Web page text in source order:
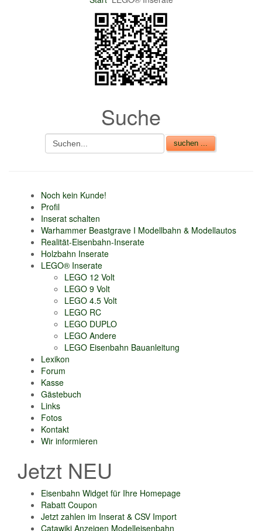
Suche
Noch kein Kunde!
Profil
Inserat schalten
Warhammer Beastgrave I Modellbahn & Modellautos
Realität-Eisenbahn-Inserate
Holzbahn Inserate
LEGO® Inserate
LEGO 12 Volt
LEGO 9 Volt
LEGO 4.5 Volt
LEGO RC
LEGO DUPLO
LEGO Andere
LEGO Eisenbahn Bauanleitung
Lexikon
Forum
Kasse
Gästebuch
Links
Fotos
Kontakt
Wir informieren
Jetzt NEU
Eisenbahn Widget für Ihre Homepage
Rabatt Coupon
Jetzt zahlen im Inserat & CSV Import
Catawiki Anzeigen Modelleisenbahn